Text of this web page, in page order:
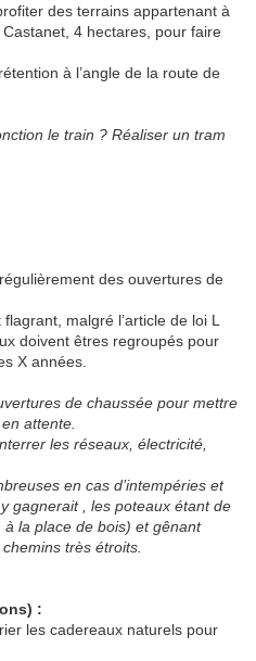
des terrains appartenant à
4 hectares, pour faire
à l’angle de la route de
le train ? Réaliser un tram
des ouvertures de
malgré l’article de loi L
doivent êtres regroupés pour
X années.
de chaussée pour mettre
attente.
les réseaux, électricité,
en cas d’intempéries et
gagnerait , les poteaux étant de
la place de bois) et gênant
très étroits.
:
les cadereaux naturels pour